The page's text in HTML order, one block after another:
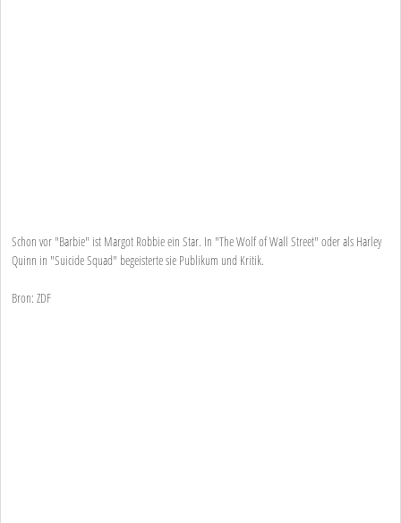
Schon vor "Barbie" ist Margot Robbie ein Star. In "The Wolf of Wall Street" oder als Harley
Quinn in "Suicide Squad" begeisterte sie Publikum und Kritik.
Bron: ZDF